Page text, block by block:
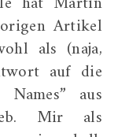
Artikel
als (naja,
auf die
aus
Mir als